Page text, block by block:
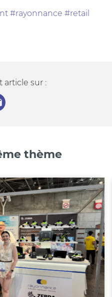
#rayonnance #retail
article sur :
thème